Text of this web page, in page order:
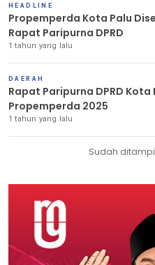
HEADLINE
Propemperda Kota Palu
Rapat Paripurna DPRD
1 tahun yang lalu
DAERAH
Rapat Paripurna DPRD Kota
Propemperda 2025
1 tahun yang lalu
Sudah